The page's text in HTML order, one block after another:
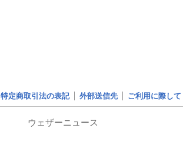
特定商取引法の表記 外部送信先 ご利用に際して
ウェザーニュース